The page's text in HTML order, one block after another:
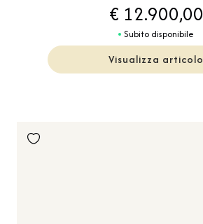
€ 12.900,00
Subito disponibile
Visualizza articolo